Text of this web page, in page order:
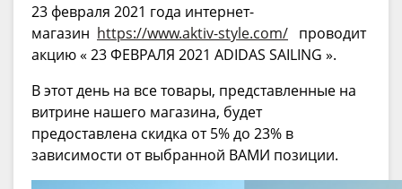
23 февраля 2021 года интернет-
магазин https://www.aktiv-style.com/ проводит
акцию « 23 ФЕВРАЛЯ 2021 ADIDAS SAILING ».
В этот день на все товары, представленные на
витрине нашего магазина, будет
предоставлена скидка от 5% до 23% в
зависимости от выбранной ВАМИ позиции.